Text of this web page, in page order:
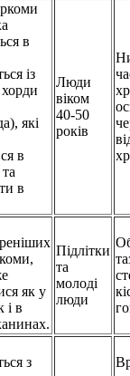
в
із
які
в
в
Люди
віком
40-50
років
як у
і в
Підлітки
та
молоді
люди
з